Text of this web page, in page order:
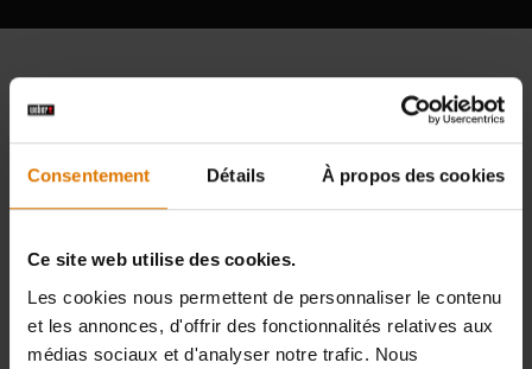
Consentement Détails À propos des cookies
Ce site web utilise des cookies.
Les cookies nous permettent de personnaliser le contenu
et les annonces, d'offrir des fonctionnalités relatives aux
médias sociaux et d'analyser notre trafic. Nous